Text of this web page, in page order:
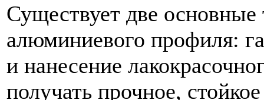
Существует две основные
алюминиевого профиля:
и нанесение
получать прочное,